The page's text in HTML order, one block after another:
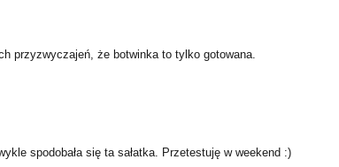
przyzwyczajeń, że botwinka to tylko gotowana.
spodobała się ta sałatka. Przetestuję w weekend :)